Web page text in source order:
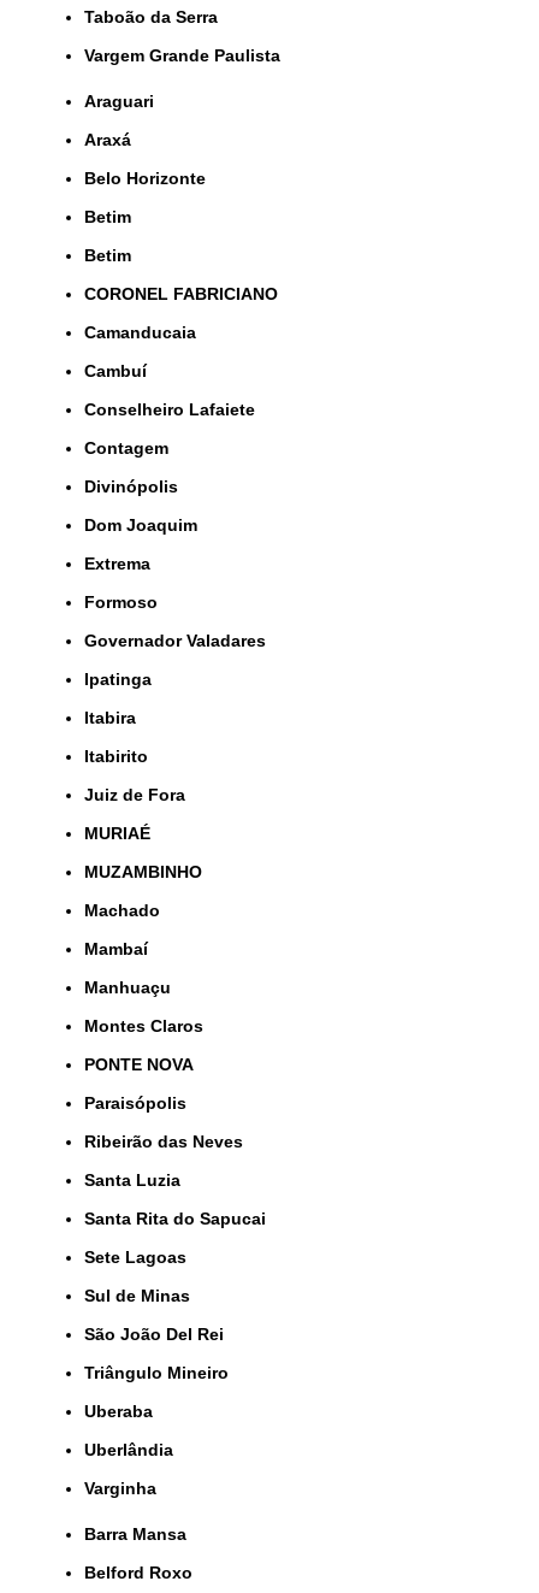
Taboão da Serra
Vargem Grande Paulista
Araguari
Araxá
Belo Horizonte
Betim
Betim
CORONEL FABRICIANO
Camanducaia
Cambuí
Conselheiro Lafaiete
Contagem
Divinópolis
Dom Joaquim
Extrema
Formoso
Governador Valadares
Ipatinga
Itabira
Itabirito
Juiz de Fora
MURIAÉ
MUZAMBINHO
Machado
Mambaí
Manhuaçu
Montes Claros
PONTE NOVA
Paraisópolis
Ribeirão das Neves
Santa Luzia
Santa Rita do Sapucai
Sete Lagoas
Sul de Minas
São João Del Rei
Triângulo Mineiro
Uberaba
Uberlândia
Varginha
Barra Mansa
Belford Roxo